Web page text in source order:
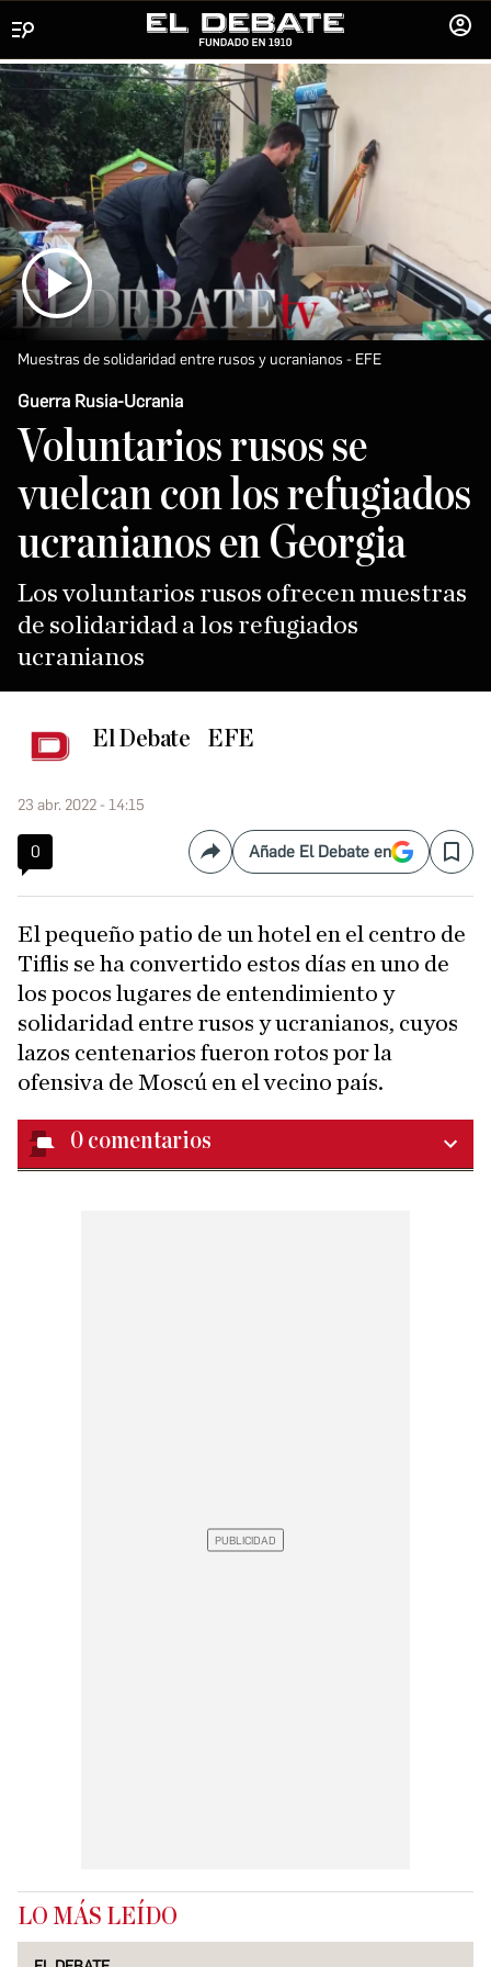
SESIÓN
Muestras de solidaridad entre rusos y ucranianos EFE
Guerra Rusia-Ucrania
Voluntarios rusos se
vuelcan con los refugiados
ucranianos en Georgia
Los voluntarios rusos ofrecen muestras
de solidaridad a los refugiados
ucranianos
El Debate EFE
23 abr. 2022 - 14:15
0 CompartirAñade El Debate en Save
El pequeño patio de un hotel en el centro de
Tiflis se ha convertido estos días en uno de
los pocos lugares de entendimiento y
solidaridad entre rusos y ucranianos, cuyos
lazos centenarios fueron rotos por la
ofensiva de Moscú en el vecino país.
0 comentarios
LO MÁS LEÍDO